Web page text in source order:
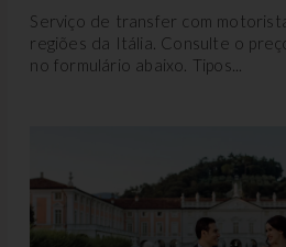
Serviço de transfer com
regiões da Itália. Consulte o
no formulário abaixo. Tipos...